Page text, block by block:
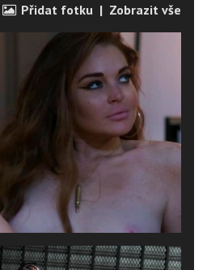
Přidat fotku | Zobrazit vše